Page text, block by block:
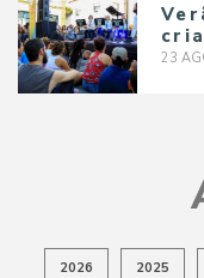
23
2026 2025